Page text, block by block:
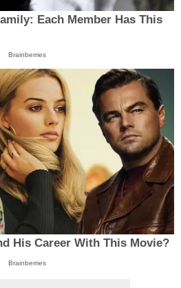
Each Member Has This
Brainberries
His Career With This Movie?
Brainberries